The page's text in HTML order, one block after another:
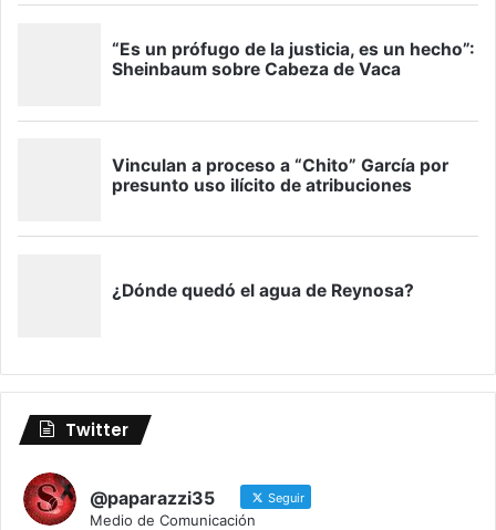
Twitter
@paparazzi35 Seguir
Medio de Comunicación